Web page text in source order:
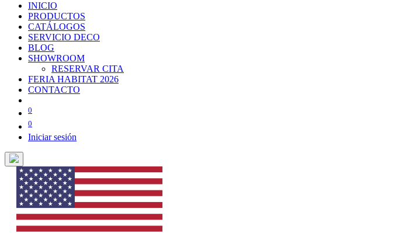
INICIO
PRODUCTOS
CATÁLOGOS
SERVICIO DECO
BLOG
SHOWROOM
RESERVAR CITA
FERIA HABITAT 2026
CONTACTO
0
0
Iniciar sesión